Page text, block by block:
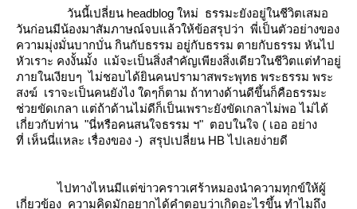
วันนี้เปลี่ยน headblog ใหม่ ธรรมะยังอยู่ในชีวิตเสมอ
วันก่อนมีน้องมาสัมภาษณ์จบแล้วให้ข้อสรุปว่า พี่เป็นตัวอย่างของ
ความมุ่งมั่นบากบั่น กินกับธรรม อยู่กับธรรม ตายกับธรรม หันไป
หัวเราะ คงงั้นมั้ง แม้จะเป็นสิ่งสำคัญเพียงสิ่งเดียวในชีวิตแต่ทำอยู่
ภายในเงียบๆ ไม่ชอบได้ยินคนปรามาสพระพุทธ พระธรรม พระ
สงฆ์ เราจะเป็นคนยังไง ใดๆก็ตาม ถ้าทางด้านดีขึ้นก็คือธรรมะ
ช่วยขัดเกลา แต่ถ้าด้านไม่ดีก็เป็นเพราะยังขัดเกลาไม่พอ ไม่ได้
เกี่ยวกับท่าน "นี่หรือคนสนใจธรรม ฯ" ตอบในใจ ( เออ อย่าง
ที่ เห็นนี่แหละ เรื่องของ -) สรุปเปลี่ยน HB ไปเลยง่ายดี
ไปทางไหนมีแต่ข่าวคราวเศร้าหมองนำความทุกข์ให้ผู้
เกี่ยวข้อง ความคิดมักอยากได้คำตอบว่าเกิดอะไรขึ้น ทำไมถึง